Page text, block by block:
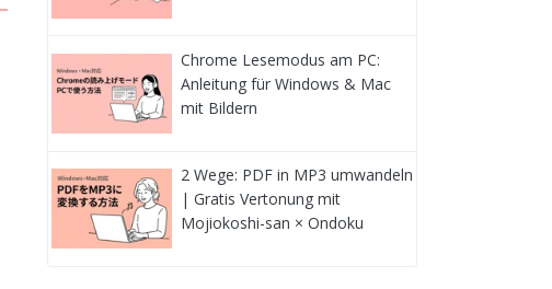
Chrome Lesemodus am PC:
Anleitung für Windows & Mac
mit Bildern
2 Wege: PDF in MP3 umwandeln
| Gratis Vertonung mit
Mojiokoshi-san × Ondoku